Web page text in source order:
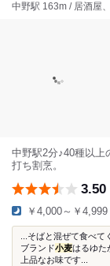
中野駅 163m / 居酒屋
中野駅2分♪40種以上
打ち割烹。
3.50
￥4,000～￥4,999
...そばと混ぜて食べ
ブランド小麦はるゆた
上品なお味です...